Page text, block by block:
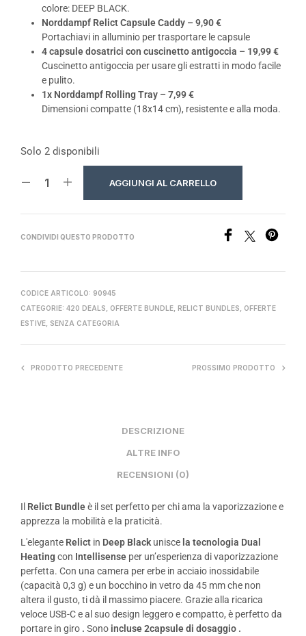
colore: DEEP BLACK.
Norddampf Relict Capsule Caddy – 9,90 €
Portachiavi in alluminio per trasportare le capsule
4 capsule dosatrici con cuscinetto antigoccia – 19,99 €
Cuscinetto antigoccia per usare gli estratti in modo facile
e pulito.
1x Norddampf Rolling Tray – 7,99 €
Dimensioni compatte (18x14 cm), resistente e alla moda.
Solo 2 disponibili
AGGIUNGI AL CARRELLO
CONDIVIDI QUESTO PRODOTTO
CODICE ARTICOLO: 90945
CATEGORIE: 420 DEALS OFFERTE BUNDLE RELICT BUNDLES
OFFERTE
ESTIVE SENZA CATEGORIA
PRODOTTO PRECEDENTE PROSSIMO PRODOTTO
DESCRIZIONE
ALTRE INFO
RECENSIONI (0)
Il Relict Bundleè il set perfetto per chi ama la vaporizzazione e
apprezza la mobilità e la praticità.
L'elegante Relict in Deep Black unisce la tecnologia Dual
Heatingcon Intellisense per un’esperienza di vaporizzazione
perfetta. Con una camera per erbe in acciaio inossidabile
(capacità 0,3 g) e un bocchino in vetro da 45 mm che non
altera il gusto, ti dà il massimo piacere. Grazie alla ricarica
veloce USB-C e al suo design leggero e compatto, è perfetto da
portare in giro . Sono incluse2capsule di dosaggio .